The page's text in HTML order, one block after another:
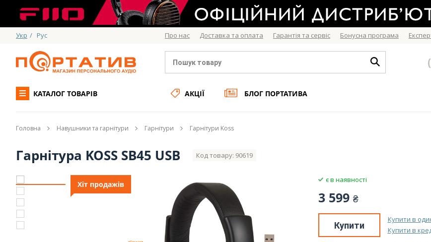
Укр / Рус Про нас Доставка та оплата Гарантія та сервіс Бонусна програма
КАТАЛОГ ТОВАРІВ АКЦІЇ БЛОГ ПОРТАТИВА
Головна Навушники та гарнітури Гарнітури Гарнітури Koss
Гарнітура KOSS SB45 USB Код товару: 90619
Хіт продажів є в наявності
3 599 ₴
Купити
Купити в
Купити в